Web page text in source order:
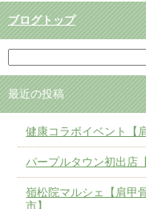
ブログトップ
最近の投稿
健康コラボイベント【
パープルタウン初出店
嶺松院マルシェ【肩甲
市】